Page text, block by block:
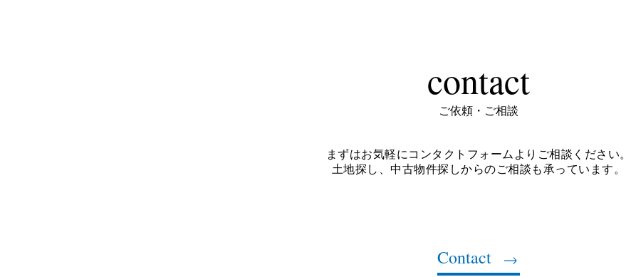
contact
ご依頼・ご相談
まずはお気軽にコンタクトフォームよりご相談ください。
土地探し、中古物件探しからのご相談も承っています。
Contact